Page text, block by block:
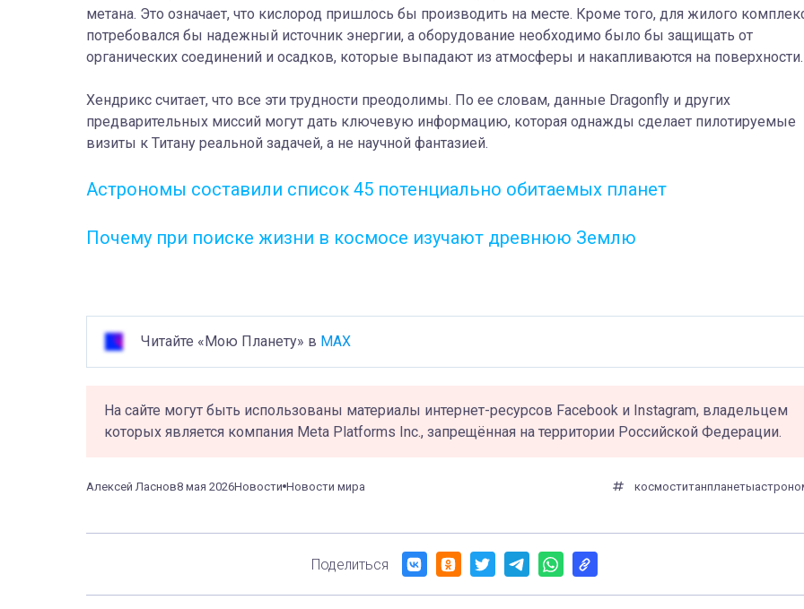
метана. Это означает, что кислород пришлось бы производить на месте. Кроме того, для жилого
потребовался бы надежный источник энергии, а оборудование необходимо было бы защищать от
органических соединений и осадков, которые выпадают из атмосферы и накапливаются на поверхности.
Хендрикс считает, что все эти трудности преодолимы. По ее словам, данные Dragonfly и других
предварительных миссий могут дать ключевую информацию, которая однажды сделает пилотируемые
визиты к Титану реальной задачей, а не научной фантазией.
Астрономы составили список 45 потенциально обитаемых планет
Почему при поиске жизни в космосе изучают древнюю Землю
Читайте «Мою Планету» в MAX
На сайте могут быть использованы материалы интернет-ресурсов Facebook и Instagram, владельцем
которых является компания Meta Platforms Inc., запрещённая на территории Российской Федерации.
Алексей Ласнов8 мая 2026Новости Новости мира космоститанпланеты
Поделиться